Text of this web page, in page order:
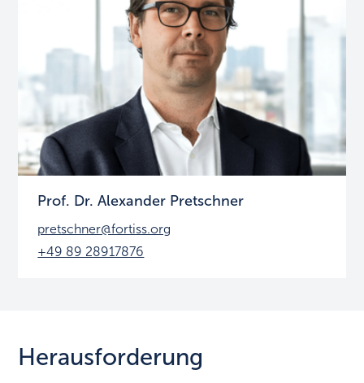
Prof. Dr. Alexander Pretschner
pretschner@fortiss.org
+49 89 28917876
Herausforderung